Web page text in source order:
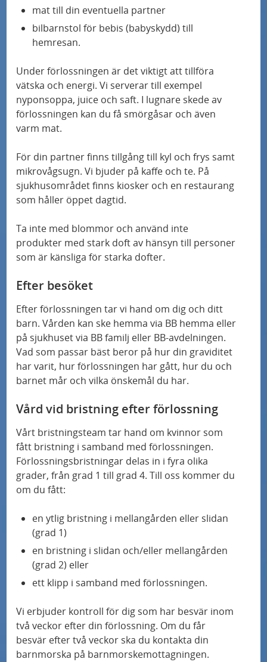
mat till din eventuella partner
bilbarnstol för bebis (babyskydd) till
hemresan.
Underförlossningen är det viktigt att tillföra
vätska och energi. Vi serverar till exempel
nyponsoppa, juice och saft. I lugnare skede av
förlossningen kan du få smörgåsar och även
varm mat.
För din partner finns tillgång till kyl och frys samt
mikrovågsugn. Vi bjuder på kaffe och te. På
sjukhusområdet finns kiosker och en restaurang
som håller öppet dagtid.
Ta inte med blommor och använd inte
produkter med stark doft av hänsyn till personer
som är känsliga för starka dofter.
Efter besöket
Efterförlossningen tar vi hand om dig och ditt
barn. Vården kan ske hemma via BB hemma eller
på sjukhuset via BB familj eller BB-avdelningen.
Vad som passar bäst beror på hur din graviditet
har varit, hurförlossningen har gått, hur du och
barnet mår och vilka önskemål du har.
Vård vid bristning efterförlossning
Vårt bristningsteam tar hand om kvinnor som
fått bristning i samband medförlossningen.
Förlossningsbristningar delas in i fyra olika
grader, från grad 1 till grad 4. Till oss kommer du
om du fått:
en ytlig bristning i mellangården eller slidan
(grad 1)
en bristning i slidan och/eller mellangården
(grad 2) eller
ett klipp i samband medförlossningen.
Vi erbjuder kontroll för dig som har besvär inom
två veckor efter dinförlossning. Om du får
besvär efter två veckor ska du kontakta din
barnmorska på barnmorskemottagningen.